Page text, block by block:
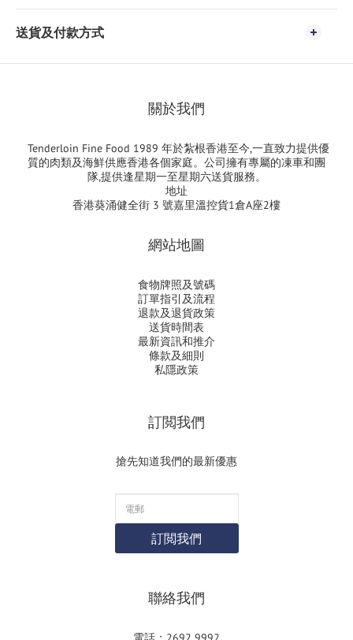
送貨及付款方式
關於我們
Tenderloin Fine Food 1989 年於紮根香港至今,一直致力提供優
質的肉類及海鮮供應香港各個家庭。公司擁有專屬的凍車和團
隊,提供逢星期一至星期六送貨服務。
地址
香港葵涌健全街 3 號嘉里溫控貨1倉A座2樓
網站地圖
食物牌照及號碼
訂單指引及流程
退款及退貨政策
送貨時間表
最新資訊和推介
條款及細則
私隱政策
訂閲我們
搶先知道我們的最新優惠
訂閲我們
聯絡我們